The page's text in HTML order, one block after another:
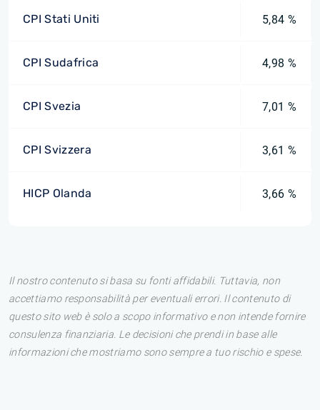
CPI Stati Uniti 5,84 %
CPI Sudafrica 4,98 %
CPI Svezia 7,01 %
CPI Svizzera 3,61 %
HICP Olanda 3,66 %
Il nostro contenuto si basa su fonti affidabili. Tuttavia, non
accettiamo responsabilità per eventuali errori. Il contenuto di
questo sito web è solo a scopo informativo e non intende fornire
consulenza finanziaria. Le decisioni che prendi in base alle
informazioni che mostriamo sono sempre a tuo rischio e spese.